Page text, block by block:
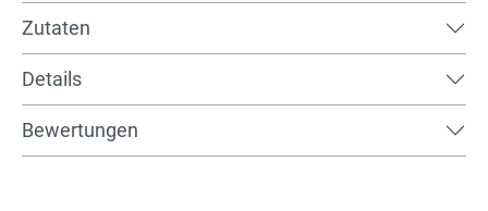
Zutaten
Details
Bewertungen